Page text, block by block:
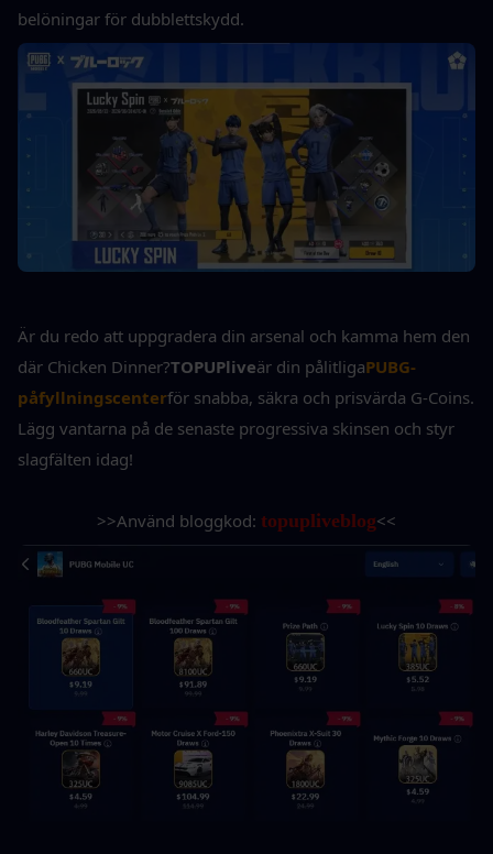
belöningar för dubblettskydd.
Är du redo att uppgradera din arsenal och kamma hem den
där Chicken Dinner?TOPUPliveär din pålitligaPUBG-
påfyllningscenterför snabba, säkra och prisvärda G-Coins.
Lägg vantarna på de senaste progressiva skinsen och styr
slagfälten idag!
>>Använd bloggkod: topupliveblog<<